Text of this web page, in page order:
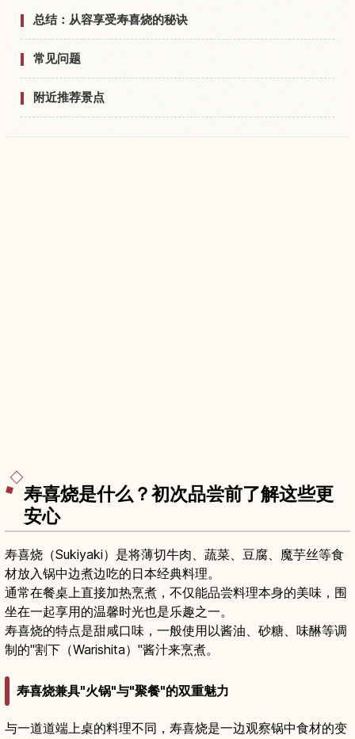
总结：从容享受寿喜烧的秘诀
常见问题
附近推荐景点
寿喜烧是什么？初次品尝前了解这些更
安心
寿喜烧（Sukiyaki）是将薄切牛肉、蔬菜、豆腐、魔芋丝等食
材放入锅中边煮边吃的日本经典料理。
通常在餐桌上直接加热烹煮，不仅能品尝料理本身的美味，围
坐在一起享用的温馨时光也是乐趣之一。
寿喜烧的特点是甜咸口味，一般使用以酱油、砂糖、味醂等调
制的"割下（Warishita）"酱汁来烹煮。
寿喜烧兼具"火锅"与"聚餐"的双重魅力
与一道道端上桌的料理不同，寿喜烧是一边观察锅中食材的变